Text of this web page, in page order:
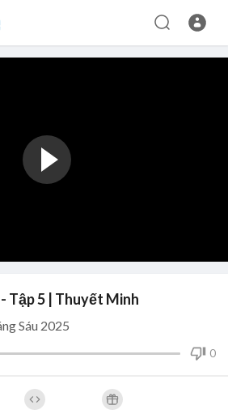
Tập 5 | Thuyết Minh
0
Sáu 2025